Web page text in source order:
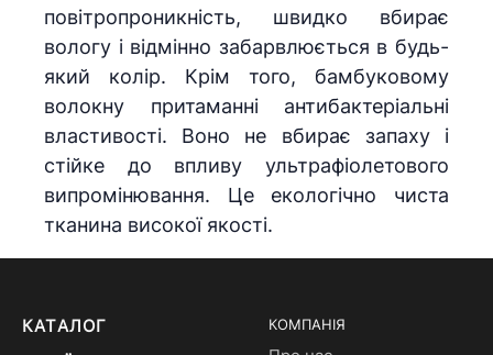
повітропроникність, швидко вбирає
вологу і відмінно забарвлюється в будь-
який колір. Крім того, бамбуковому
волокну притаманні антибактеріальні
властивості. Воно не вбирає запаху і
стійке до впливу ультрафіолетового
випромінювання. Це екологічно чиста
тканина високої якості.
КАТАЛОГ
КОМПАНІЯ